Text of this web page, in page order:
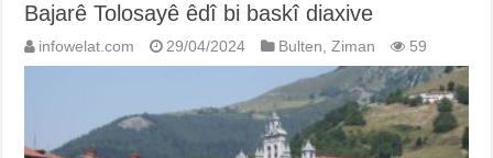
Bajarê Tolosayê êdî bi baskî diaxive
infowelat.com 29/04/2024 Bulten,Ziman 59